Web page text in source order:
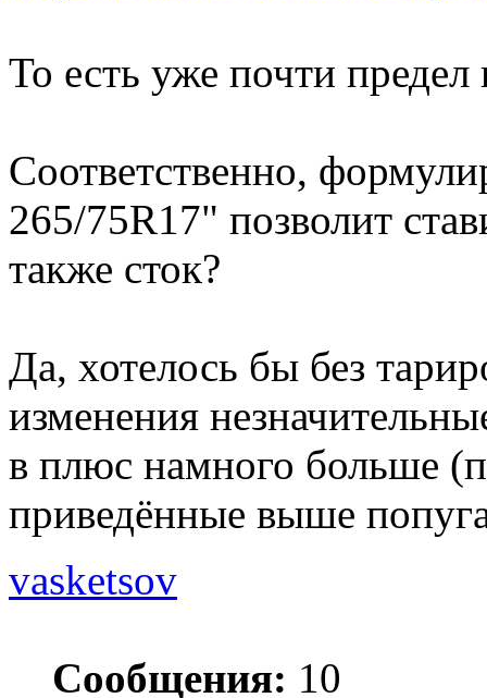
То есть уже почти
Соответственно,
265/75R17" позволит
также сток?
Да, хотелось бы без
изменения
в плюс намного больше
приведённые выше
vasketsov
Сообщения: 10